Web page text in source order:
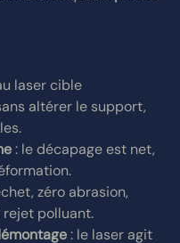
laser cible
altérer le support,
: le décapage est net,
zéro abrasion,
rejet polluant.
: le laser agit